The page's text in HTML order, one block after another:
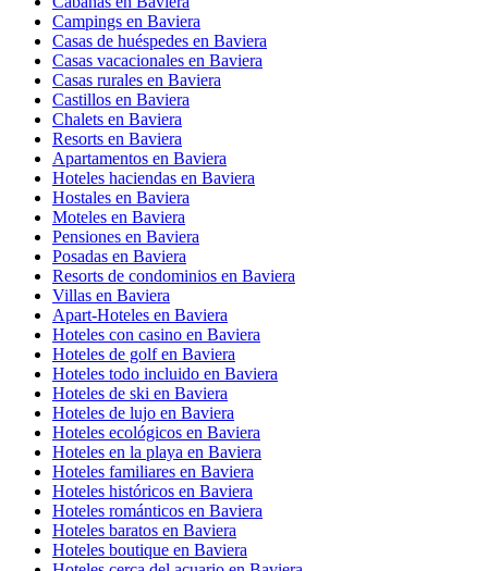
Campings en Baviera
Casas de huéspedes en Baviera
Casas vacacionales en Baviera
Casas rurales en Baviera
Castillos en Baviera
Chalets en Baviera
Resorts en Baviera
Apartamentos en Baviera
Hoteles haciendas en Baviera
Hostales en Baviera
Moteles en Baviera
Pensiones en Baviera
Posadas en Baviera
Resorts de condominios en Baviera
Villas en Baviera
Apart-Hoteles en Baviera
Hoteles con casino en Baviera
Hoteles de golf en Baviera
Hoteles todo incluido en Baviera
Hoteles de ski en Baviera
Hoteles de lujo en Baviera
Hoteles ecológicos en Baviera
Hoteles en la playa en Baviera
Hoteles familiares en Baviera
Hoteles históricos en Baviera
Hoteles románticos en Baviera
Hoteles baratos en Baviera
Hoteles boutique en Baviera